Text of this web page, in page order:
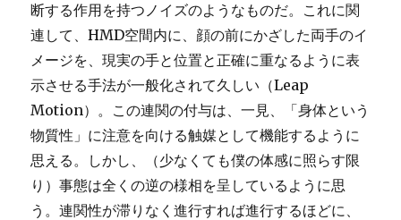
断する作用を持つノイズのようなものだ。これに関
連して、HMD空間内に、顔の前にかざした両手のイ
メージを、現実の手と位置と正確に重なるように表
示させる手法が一般化されて久しい（Leap
Motion）。この連関の付与は、一見、「身体という
物質性」に注意を向ける触媒として機能するように
思える。しかし、（少なくても僕の体感に照らす限
り）事態は全くの逆の様相を呈しているように思
う。連関性が滞りなく進行すれば進行するほどに、